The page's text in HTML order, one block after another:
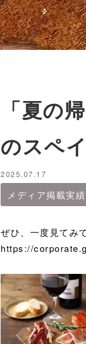
「夏の
のスペ
2025.07.17
メディア掲載実績
ぜひ、一度見てみ
https://